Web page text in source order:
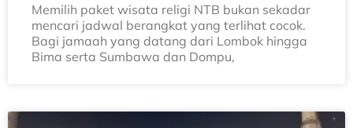
Memilih paket wisata religi NTB bukan sekadar
mencari jadwal berangkat yang terlihat cocok.
Bagi jamaah yang datang dari Lombok hingga
Bima serta Sumbawa dan Dompu,